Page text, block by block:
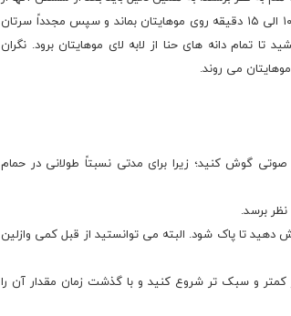
استفاده کنید. بگذارید مرطوب کننده حداقل ۱۰ الی ۱۵ دقیقه روی موهایتان بماند و سپس مجدداً سرتان
تا تمام دانه های حنا از لابه لای موهایتان برود. نگران
می روند.
گوش کنید؛ زیرا برای مدتی نسبتاً طولانی در حمام
برسد.
دهید تا پاک شود. البته می توانستید از قبل کمی وازلین
و سبک تر شروع کنید و با گذشت زمان مقدار آن را